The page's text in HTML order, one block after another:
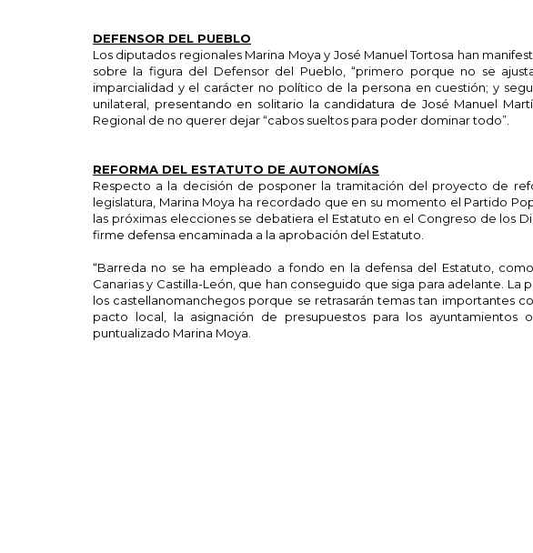
DEFENSOR DEL PUEBLO
Los diputados regionales Marina Moya y José Manuel Tortosa han
sobre la figura del Defensor del Pueblo, “primero porque no se
imparcialidad y el carácter no político de la persona en cuestión; y
unilateral, presentando en solitario la candidatura de José Manuel
Regional de no querer dejar “cabos sueltos para poder dominar todo”.
REFORMA DEL ESTATUTO DE AUTONOMÍAS
Respecto a la decisión de posponer la tramitación del proyecto de
legislatura, Marina Moya ha recordado que en su momento el Partido
las próximas elecciones se debatiera el Estatuto en el Congreso de los
firme defensa encaminada a la aprobación del Estatuto.
“Barreda no se ha empleado a fondo en la defensa del Estatuto,
Canarias y Castilla-León, que han conseguido que siga para adelante.
los castellanomanchegos porque se retrasarán temas tan importantes
pacto local, la asignación de presupuestos para los ayuntamientos
puntualizado Marina Moya.